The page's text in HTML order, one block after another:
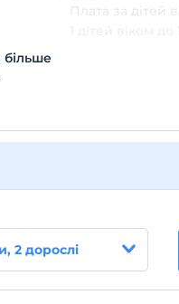
більше
2 дорослі